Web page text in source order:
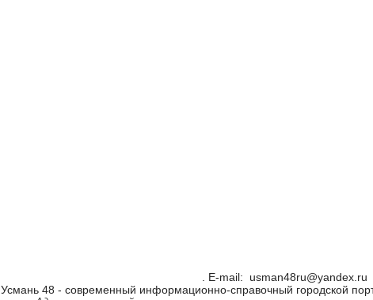
. Е-mail: usman48ru@yandex.ru
Усмань 48 - современный информационно-справочный городской